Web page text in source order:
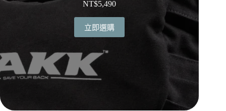
NT$5,490
立即選購